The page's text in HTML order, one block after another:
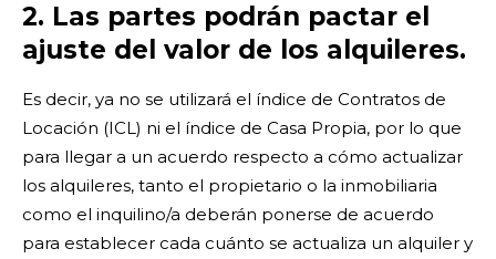
2. Las partes podrán pactar el
ajuste del valor de los alquileres.
Es decir, ya no se utilizará el índice de Contratos de
Locación (ICL) ni el índice de Casa Propia, por lo que
para llegar a un acuerdo respecto a cómo actualizar
los alquileres, tanto el propietario o la inmobiliaria
como el inquilino/a deberán ponerse de acuerdo
para establecer cada cuánto se actualiza un alquiler y